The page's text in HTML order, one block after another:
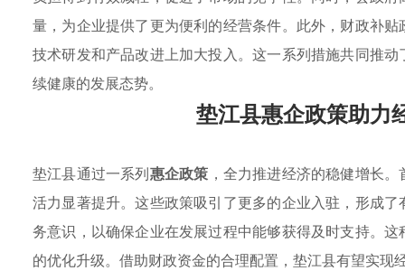
量，为企业提供了更为便利的经营条件。此外，财政补贴
技术研发和产品改进上加大投入。这一系列措施共同推
续健康的发展态势。
垫江县惠企政策助力
垫江县通过一系列惠企政策 ，全力推进经济的稳健增长
活力显著提升。这些政策吸引了更多的企业入驻，形成了
务意识，以确保企业在发展过程中能够获得及时支持。
的优化升级。借助财政资金的合理配置，垫江县有望实